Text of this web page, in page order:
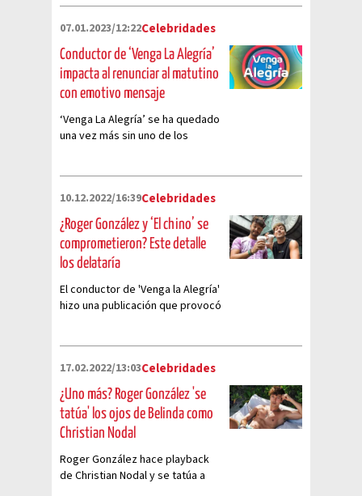
07.01.2023/12:22Celebridades
Conductor de ‘Venga La Alegría’
impacta al renunciar al matutino
con emotivo mensaje
‘Venga La Alegría’ se ha quedado
una vez más sin uno de los
10.12.2022/16:39Celebridades
¿Roger González y ‘El chino’ se
comprometieron? Este detalle
los delataría
El conductor de 'Venga la Alegría'
hizo una publicación que provocó
17.02.2022/13:03Celebridades
¿Uno más? Roger González 'se
tatúa' los ojos de Belinda como
Christian Nodal
Roger González hace playback
de Christian Nodal y se tatúa a